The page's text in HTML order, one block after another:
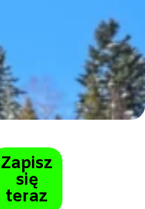
Zapisz
się
teraz